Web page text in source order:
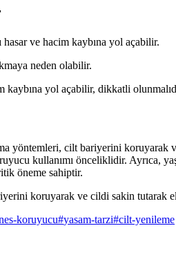
hasar ve hacim kaybına yol açabilir.
neden olabilir.
kaybına yol açabilir, dikkatli
yöntemleri, cilt bariyerini
kullanımı önceliklidir. Ayrıca,
öneme sahiptir.
koruyarak ve cildi sakin tutarak
koruyucu#yasam-tarzi#cilt-yenileme